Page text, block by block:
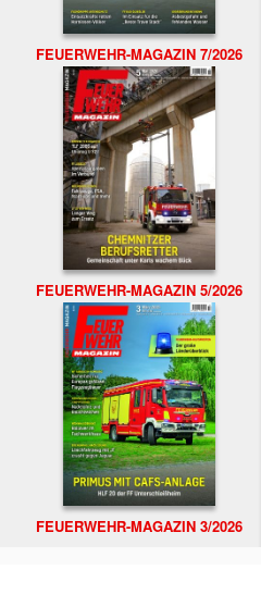
FEUERWEHR-MAGAZIN 7/2026
FEUERWEHR-MAGAZIN 5/2026
FEUERWEHR-MAGAZIN 3/2026